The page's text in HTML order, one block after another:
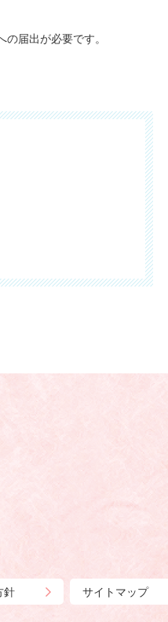
届出が必要です。
針 サイトマップ